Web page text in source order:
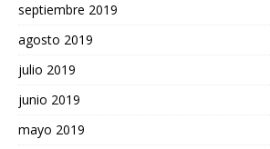
septiembre 2019
agosto 2019
julio 2019
junio 2019
mayo 2019